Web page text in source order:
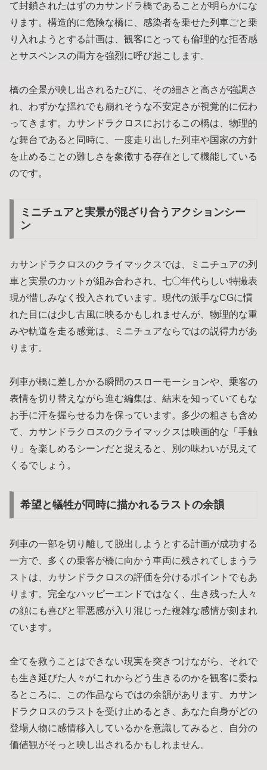
て封鎖されたはずのカサンドラ橋であることが明らかにな
ります。構造的に危険な橋に、感染者を乗せた列車ごと乗
り入れようとする計画は、観客にとっても倫理的な拒否感
とサスペンスの両方を強烈に呼び起こします。
橋の全景が映し出されるたびに、その細さと高さが強調さ
れ、わずかな揺れでも崩れそうな不安定さが視覚的に伝わ
ってきます。カサンドラクロスにおけるこの橋は、物理的
な舞台であると同時に、一度走り出した列車や国家の方針
を止めることの難しさを象徴する存在として機能している
のです。
ミニチュアと実景が混ざり合うアクションシー
ン
カサンドラクロスのクライマックスでは、ミニチュアの列
車と実景のカットが組み合わされ、七〇年代らしい特撮表
現が惜しみなく投入されています。現代の派手なCGに慣
れた目には少し古風に映るかもしれませんが、物理的な重
みや軌道を走る感覚は、ミニチュアならではの説得力があ
ります。
列車が橋に差しかかる瞬間のスローモーションや、乗客の
表情を切り替えながら進む編集は、結末を知っていてもな
お手に汗を握らせる力を保っています。多少の粗さも含め
て、カサンドラクロスのクライマックスは映画的な「手触
り」を楽しめるシーンだと捉えると、別の味わいが見えて
くるでしょう。
希望と犠牲が同時に描かれるラストの余韻
列車の一部を切り離して脱出しようとする計画が成功する
一方で、多くの乗客が橋に向かう車両に残されてしまうラ
ストは、カサンドラクロスの評価を分けるポイントでもあ
ります。完全なハッピーエンドではなく、生き残った人々
の顔にも喜びと罪悪感が入り混じった複雑な感情が刻まれ
ています。
全てを救うことはできない現実を突きつけながら、それで
も生き延びた人々がこれからどう生きるのかを観客に委ね
るところに、この作品ならではの余韻があります。カサン
ドラクロスのラストを受け止めるとき、あなた自身がどの
登場人物に感情移入しているかを意識してみると、自分の
価値観がそっと映し出されるかもしれません。